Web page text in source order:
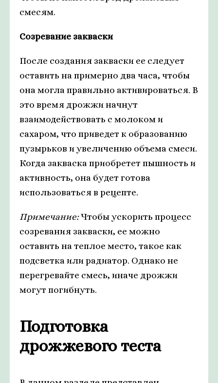
смесям.
Созревание закваски
После создания закваски ее следует
оставить на примерно два часа, чтобы
она могла правильно активироваться. В
это время дрожжи начнут
взаимодействовать с молоком и
сахаром, что приведет к образованию
пузырьков и увеличению объема смеси.
Когда закваска приобретет пышность и
активность, она будет готова
использоваться в рецепте.
Примечание:Чтобы ускорить процесс
созревания закваски, ее можно
оставить на теплое место, такое как
подсветка или радиатор. Однако не
перегревайте смесь, иначе дрожжи
могут погибнуть.
Подготовка
дрожжевого теста